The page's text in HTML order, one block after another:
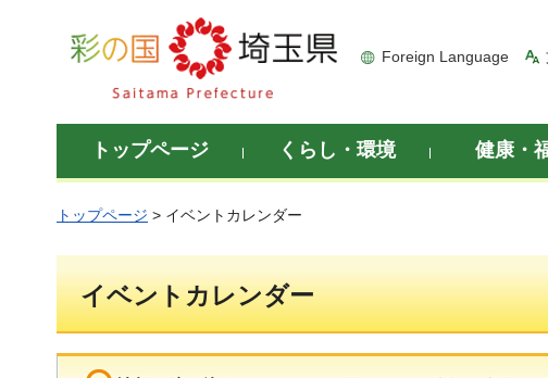
彩の国 埼玉県
Foreign Language
トップページ くらし・環境 健康・
トップページ > イベントカレンダー
イベントカレンダー